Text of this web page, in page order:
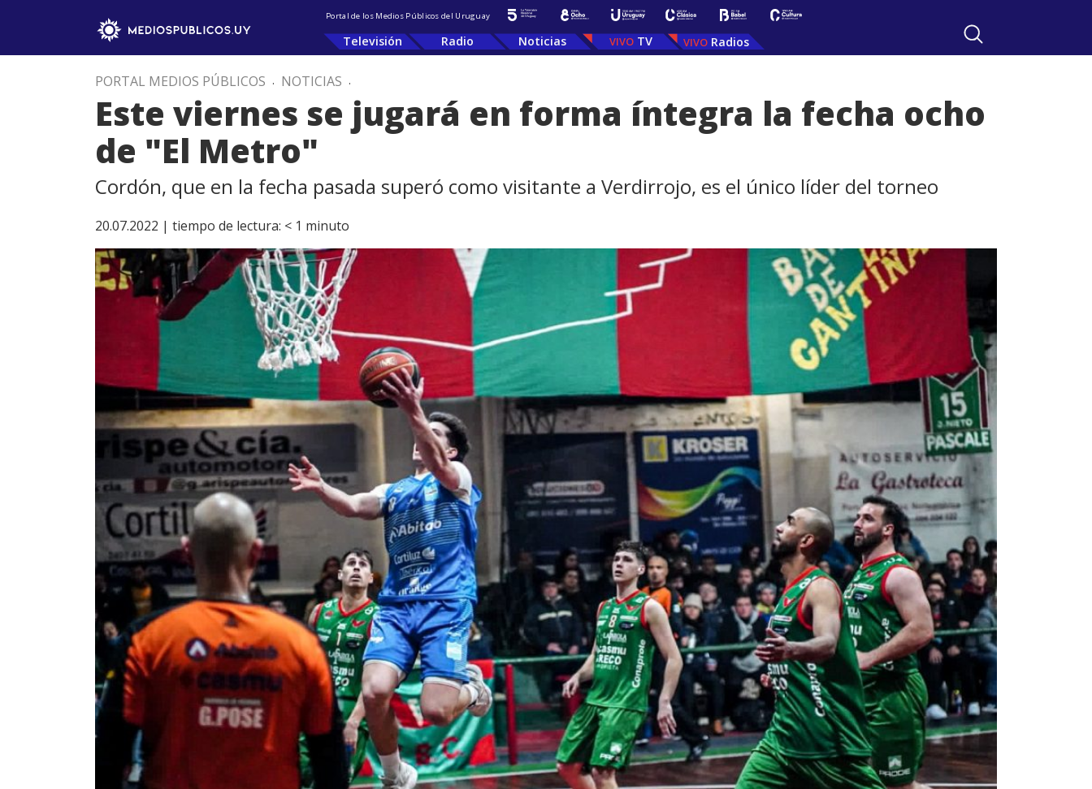
Portal de los Medios Públicos del Uruguay
Televisión Radio Noticias TV Radios
PORTAL MEDIOS PÚBLICOS . NOTICIAS .
Este viernes se jugará en forma íntegra la fecha ocho
de "El Metro"
Cordón, que en la fecha pasada superó como visitante a Verdirrojo, es el único líder del torneo
20.07.2022 | tiempo de lectura: < 1 minuto